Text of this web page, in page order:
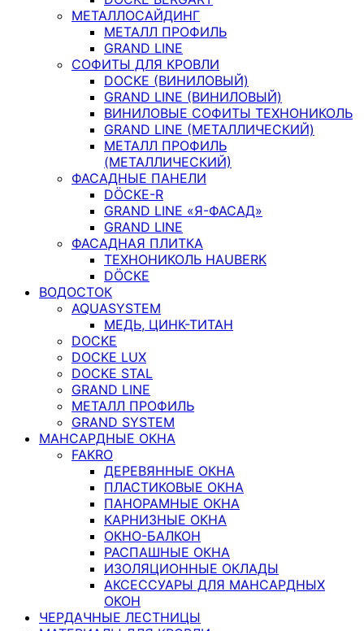
МЕТАЛЛОСАЙДИНГ
МЕТАЛЛ ПРОФИЛЬ
GRAND LINE
СОФИТЫ ДЛЯ КРОВЛИ
DOCKE (ВИНИЛОВЫЙ)
GRAND LINE (ВИНИЛОВЫЙ)
ВИНИЛОВЫЕ СОФИТЫ ТЕХНОНИКОЛЬ
GRAND LINE (МЕТАЛЛИЧЕСКИЙ)
МЕТАЛЛ ПРОФИЛЬ
(МЕТАЛЛИЧЕСКИЙ)
ФАСАДНЫЕ ПАНЕЛИ
DÖCKE-R
GRAND LINE «Я-ФАСАД»
GRAND LINE
ФАСАДНАЯ ПЛИТКА
ТЕХНОНИКОЛЬ HAUBERK
DÖCKE
ВОДОСТОК
AQUASYSTEM
МЕДЬ, ЦИНК-ТИТАН
DOCKE
DOCKE LUX
DOCKE STAL
GRAND LINE
МЕТАЛЛ ПРОФИЛЬ
GRAND SYSTEM
МАНСАРДНЫЕ ОКНА
FAKRO
ДЕРЕВЯННЫЕ ОКНА
ПЛАСТИКОВЫЕ ОКНА
ПАНОРАМНЫЕ ОКНА
КАРНИЗНЫЕ ОКНА
ОКНО-БАЛКОН
РАСПАШНЫЕ ОКНА
ИЗОЛЯЦИОННЫЕ ОКЛАДЫ
АКСЕССУАРЫ ДЛЯ МАНСАРДНЫХ
ОКОН
ЧЕРДАЧНЫЕ ЛЕСТНИЦЫ